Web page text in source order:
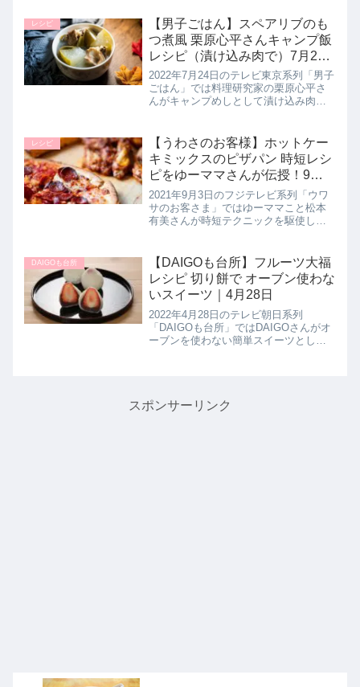
ザーサイと炒めて、甘辛く仕上げた炒
めものです。里芋のほっくり感...
レシピ
【男子ごはん】スペアリブのも
つ煮風 栗原心平さんキャンプ飯
レシピ（漬け込み肉で）7月24
日
2022年7月24日のテレビ東京系列「男子
ごはん」では料理研究家の栗原心平さ
んがキャンプめしとして漬け込み肉を
ます。めんつゆを使うことで時短で漬
け込み、あとは野菜を切って煮...
レシピ
【うわさのお客様】ホットケー
キミックスのピザパン 時短レシ
ピをゆーママさんが伝授！9月3
日
2021年9月3日のフジテレビ系列「ウワ
サのお客さま」ではゆーママこと松本
有美さんが時短テクニックを駆使した
介します。>>ウワサのお客さま記事一
覧はこちら▼同日に紹介された...
DAIGOも台所
【DAIGOも台所】フルーツ大福
レシピ 切り餅で オーブン使わな
いスイーツ｜4月28日
2022年4月28日のテレビ朝日系列
「DAIGOも台所」ではDAIGOさんがオ
ーブンを使わない簡単スイーツとして
スポンサーリンク